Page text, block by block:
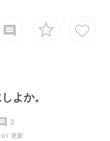
insert_comment
よか。
2
更新